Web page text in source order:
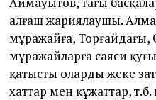
алғаш жариялаушы.
мұражайға, Торғайдағы,
мұражайларға саяси
қатысты олардың жеке
хаттар мен құжаттар,